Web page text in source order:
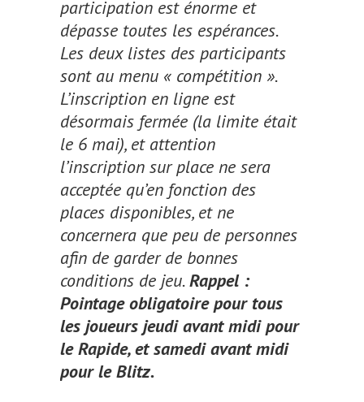
participation est énorme et
dépasse toutes les espérances.
Les deux listes des participants
sont au menu « compétition ».
L’inscription en ligne est
désormais fermée (la limite était
le 6 mai), et attention
l’inscription sur place ne sera
acceptée qu’en fonction des
places disponibles, et ne
concernera que peu de personnes
afin de garder de bonnes
conditions de jeu.Rappel :
Pointage obligatoire pour tous
les joueurs jeudi avant midi pour
le Rapide, et samedi avant midi
pour le Blitz.